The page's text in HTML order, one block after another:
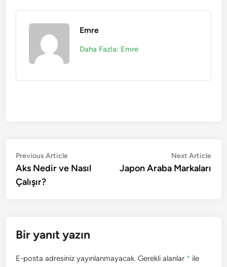
Emre
Daha Fazla: Emre
Yazı
gezinmesi
Previous ArticlePrevious
article:
Aks Nedir ve Nasıl
Çalışır?
Next Article
Japon Araba Markaları
Bir yanıt yazın
E-posta adresiniz yayınlanmayacak. Gerekli alanlar * ile